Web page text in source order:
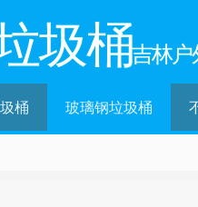
圾桶吉林户
桶 玻璃钢垃圾桶